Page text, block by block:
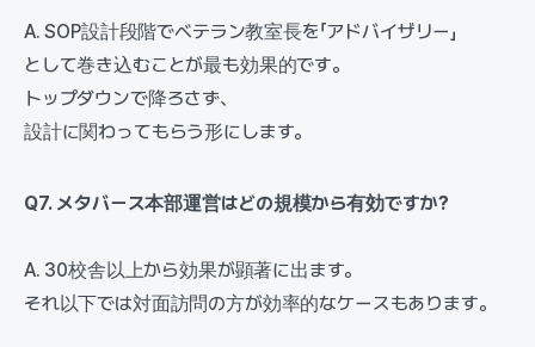
A. SOP設計段階でベテラン教室長を「アドバイザリー」
として巻き込むことが最も効果的です。
トップダウンで降ろさず、
設計に関わってもらう形にします。
Q7. メタバース本部運営はどの規模から有効ですか?
A. 30校舎以上から効果が顕著に出ます。
それ以下では対面訪問の方が効率的なケースもあります。